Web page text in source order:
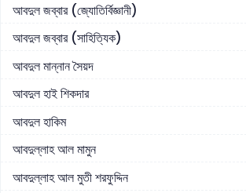
আবদুল জব্বার (জ্যোতির্বিজ্ঞানী)
আবদুল জব্বার (সাহিত্যিক)
আবদুল মান্নান সৈয়দ
আবদুল হাই শিকদার
আবদুল হাকিম
আবদুল্লাহ আল মামুন
আবদুল্লাহ আল মুতী শরফুদ্দিন